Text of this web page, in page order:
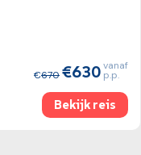
670 630vanaf
p.p.
Bekijk reis